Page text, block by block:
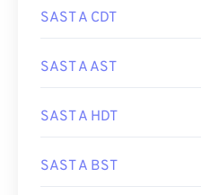
SAST A CDT
SAST A AST
SAST A HDT
SAST A BST